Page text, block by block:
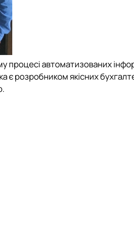
процесі автоматизованих
є розробником якісних